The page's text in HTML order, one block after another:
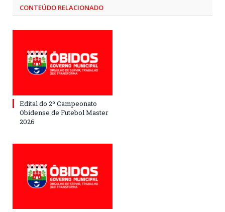
CONTEÚDO RELACIONADO
Edital do 2º Campeonato
Obidense de Futebol Master
2026